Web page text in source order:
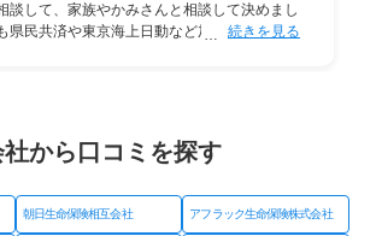
談して、家族やかみさんと相談して決めまし
県民共済や東京海上日動など加入し続きを見る
から口コミを探す
朝日生命保険相互会社 アフラック生命保険株式会社